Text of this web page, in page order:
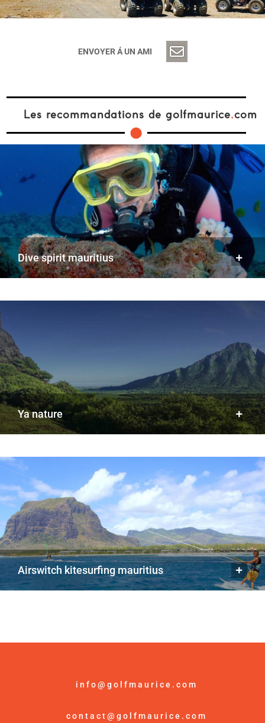
ENVOYER Á UN AMI
Les recommandations de golfmaurice.com
dive spirit mauritius
ya nature
airswitch kitesurfing mauritius
info@golfmaurice.com
contact@golfmaurice.com